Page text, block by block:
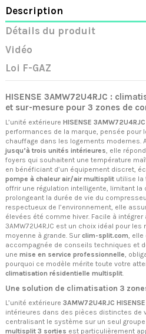
Description
Détails du produit
Vidéo
Loi F-GAZ
HISENSE 3AMW72U4RJC :
et sur-mesure pour 3 zones de
L’unité extérieure HISENSE 3AMW72U4RJC
performances de la marque, pensée
chauffage dans les logements modernes.
jusqu’à trois unités intérieures, elle
foyers qui souhaitent une température
en bénéficiant d’un équipement discret,
pompe à chaleur air/air multisplit utilise la
offrir une régulation intelligente, limitant
prolongeant la durée de vie du
respectueux de l’environnement, elle
élevées été comme hiver. Facile à intégrer
3AMW72U4RJC est un choix idéal pour
moyenne à grande. Sur clim-split.com, elle
accompagnée de conseils techniques et
une mise en service professionnelle,
pourquoi ce modèle mérite toute votre
climatisation résidentielle multisplit.
Une solution de climatisation 3
L’unité extérieure 3AMW72U4RJC HISENSE
intérieures dans des pièces distinctes de
centralisant le système sur un seul
multisplit 3 sorties est particulièrement